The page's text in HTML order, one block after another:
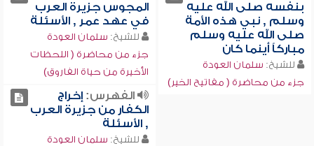
بنفسه صلى الله عليه
وسلم , نبي هذه الأمة
صلى الله عليه وسلم
مباركاً أينما كان
للشيخ: سلمان العودة
جزء من محاضرة ( مفاتيح الخير)
المجوس جزيرة العرب
في عهد عمر , الأسئلة
للشيخ: سلمان العودة
جزء من محاضرة ( اللحظات
الأخيرة من حياة الفاروق)
الفهرس:إخراج
الكفار من جزيرة العرب
, الأسئلة
للشيخ: سلمان العودة